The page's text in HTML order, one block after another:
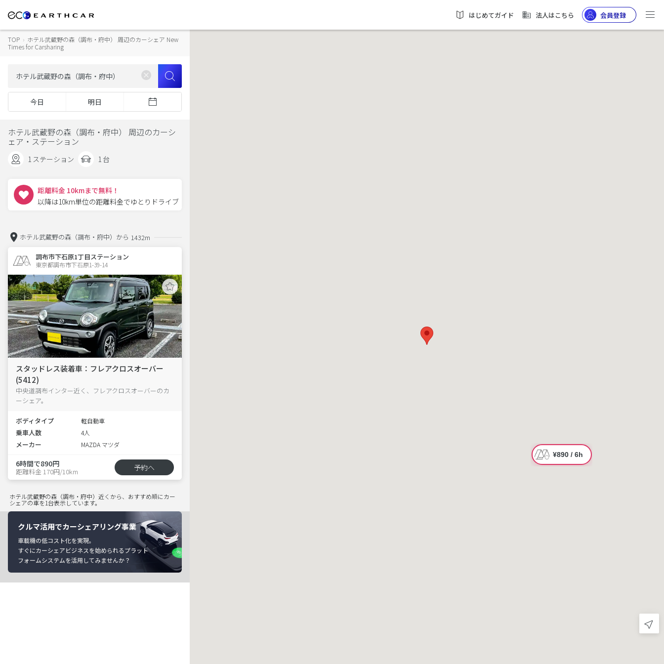
はじめてガイド 法人はこちら 会員登録
TOP › ホテル武蔵野の森（調布・府中） 周辺のカーシェア New
Times for Carsharing
今日 明日
ホテル武蔵野の森（調布・府中） 周辺のカーシ
ェア・ステーション
1 ステーション 1 台
距離料金 10kmまで無料！
以降は10km単位の距離料金でゆとりドライブ
ホテル武蔵野の森（調布・府中）から 1432m
調布市下石原1丁目ステーション
東京都調布市下石原1-39-14
スタッドレス装着車：フレアクロスオーバー
(5412)
中央道調布インター近く、フレアクロスオーバーのカ
ーシェア。
ボディタイプ 軽自動車
乗車人数 4人
メーカー MAZDA マツダ
6時間で890円
距離料金 170円/10km 予約へ
ホテル武蔵野の森（調布・府中）近くから、おすすめ順にカー
シェアの車を1台表示しています。
クルマ活用でカーシェアリング事業
車載機の低コスト化を実現。
すぐにカーシェアビジネスを始められるプラット
フォームシステムを活用してみませんか？